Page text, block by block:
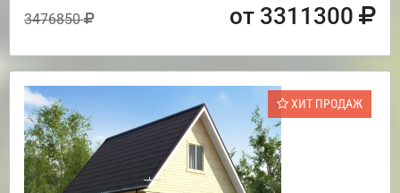
3476850 от 3311300
ХИТ ПРОДАЖ